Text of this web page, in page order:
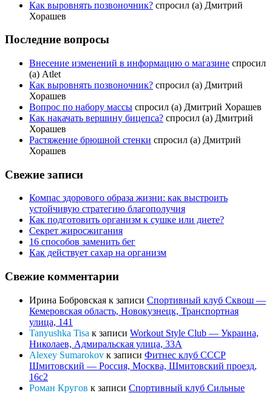
Как выровнять позвоночник? спросил (а) Дмитрий
Хорашев
Последние вопросы
Внесение изменений в информацию о магазине спросил
(а) Atlet
Как выровнять позвоночник? спросил (а) Дмитрий
Хорашев
Вопрос по набору массы спросил (а) Дмитрий Хорашев
Как накачать вершину бицепса? спросил (а) Дмитрий
Хорашев
Растяжение брюшной стенки спросил (а) Дмитрий
Хорашев
Свежие записи
Компас здорового образа жизни: как выстроить
устойчивую стратегию благополучия
Как подготовить организм к сушке или диете?
Секрет жиросжигания
16 способов заменить бег
Как действует сахар на организм
Свежие комментарии
Ирина Бобровская к записи Спортивный клуб Сквош —
Кемеровская область, Новокузнецк, Транспортная
улица, 141
Tanyushka Tisa к записи Workout Style Club — Украина,
Николаев, Адмиральская улица, 33А
Alexey Sumarokov к записи Фитнес клуб СССР
Шмитовский — Россия, Москва, Шмитовский проезд,
16с2
Роман Кругов к записи Спортивный клуб Сильные